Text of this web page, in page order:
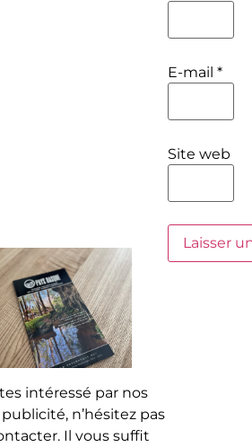
intéressé par nos
n’hésitez pas
Il vous suffit
E-mail*
Site web